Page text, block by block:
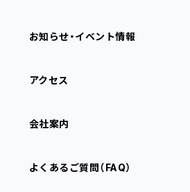
お知らせ・イベント情報
アクセス
会社案内
よくあるご質問（FAQ）